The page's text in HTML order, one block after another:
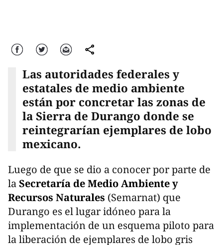
Facebook Twitter Correo comparte
Las autoridades federales y
estatales de medio ambiente
están por concretar las zonas de
la Sierra de Durango donde se
reintegrarían ejemplares de lobo
mexicano.
Luego de que se dio a conocer por parte de
laSecretaría de Medio Ambiente y
Recursos Naturales (Semarnat) que
Durango es el lugar idóneo para la
implementación de un esquema piloto para
la liberación de ejemplares de lobo gris